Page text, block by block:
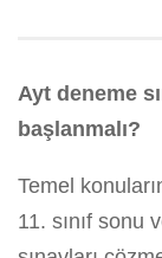
Ayt deneme
başlanmalı?
Temel
11. sınıf sonu